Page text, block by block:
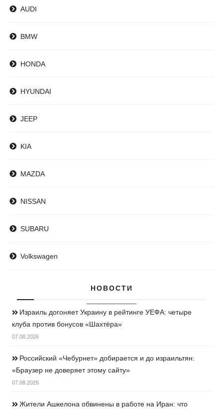
AUDI
BMW
HONDA
HYUNDAI
JEEP
KIA
MAZDA
NISSAN
SUBARU
Volkswagen
НОВОСТИ
Израиль догоняет Украину в рейтинге УЕФА: четыре
клуба против бонусов «Шахтёра»
07.08.2026
Российский «Чебурнет» добирается и до израильтян:
«Браузер не доверяет этому сайту»
07.08.2026
Жители Ашкелона обвинены в работе на Иран: что